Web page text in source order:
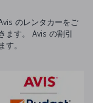
のレンタカーをご
ます。 Avis の割引
す。